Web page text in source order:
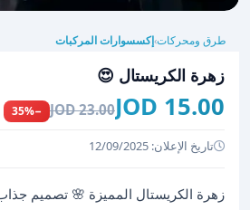
طرق ومحركات›إكسسوارات المركبات
زهرة الكريستال 😍
15.00 JOD
23.00 JOD
−35%
تاريخ الإعلان: 12/09/2025
زهرة الكريستال المميزة 🌸 تصميم